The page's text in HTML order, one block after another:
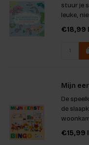
stuur je
leuke,
€18,99
Mijn
De
de
bekende
€15,99